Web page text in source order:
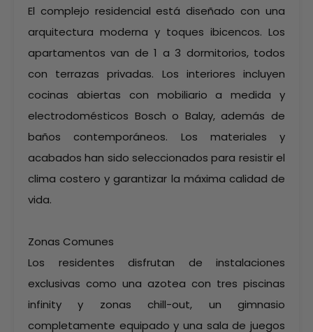
El complejo residencial está diseñado con una
arquitectura moderna y toques ibicencos. Los
apartamentos van de 1 a 3 dormitorios, todos
con terrazas privadas. Los interiores incluyen
cocinas abiertas con mobiliario a medida y
electrodomésticos Bosch o Balay, además de
baños contemporáneos. Los materiales y
acabados han sido seleccionados para resistir el
clima costero y garantizar la máxima calidad de
vida.
Zonas Comunes
Los residentes disfrutan de instalaciones
exclusivas como una azotea con tres piscinas
infinity y zonas chill-out, un gimnasio
completamente equipado y una sala de juegos